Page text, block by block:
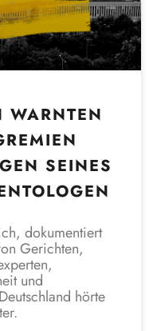
WARNTEN
SEINES
dokumentiert
Gerichten,
und
hörte